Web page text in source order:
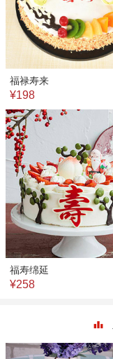
福禄寿来
¥198
福寿绵延
¥258